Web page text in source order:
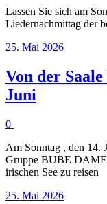
Lassen Sie sich am
Liedernachmittag der
25. Mai 2026
Von der
Juni
0
Am Sonntag , den 14.
Gruppe BUBE
irischen See zu reisen
25. Mai 2026